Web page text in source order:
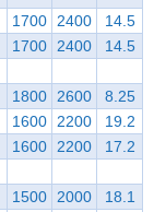
1700 2400
14.5
1700 2400 14.5
1800 2600
8.25
1600 2200
19.2
1600 2200 17.2
1500 2000
18.1